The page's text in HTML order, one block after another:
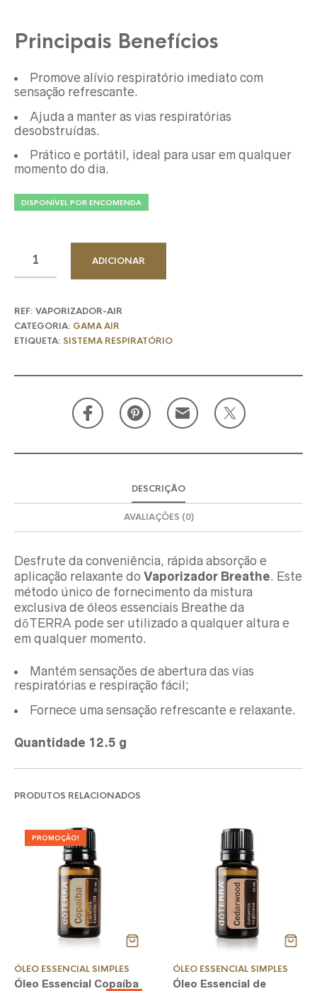
Principais Benefícios
Promove alívio respiratório imediato com
sensação refrescante.
Ajuda a manter as vias respiratórias
desobstruídas.
Prático e portátil, ideal para usar em qualquer
momento do dia.
DISPONÍVEL POR ENCOMENDA
ADICIONAR
REF: VAPORIZADOR-AIR
CATEGORIA: GAMA AIR
ETIQUETA: SISTEMA RESPIRATÓRIO
DESCRIÇÃO
AVALIAÇÕES (0)
Desfrute da conveniência, rápida absorção e
aplicação relaxante do Vaporizador Breathe. Este
método único de fornecimento da mistura
exclusiva de óleos essenciais Breathe da
dōTERRA pode ser utilizado a qualquer altura e
em qualquer momento.
Mantém sensações de abertura das vias
respiratórias e respiração fácil;
Fornece uma sensação refrescante e relaxante.
Quantidade 12.5 g
PRODUTOS RELACIONADOS
PROMOÇÃO!
ÓLEO ESSENCIAL SIMPLES
Óleo Essencial Copaíba
ÓLEO ESSENCIAL SIMPLES
Óleo Essencial de